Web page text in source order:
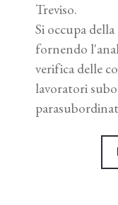
Treviso.
Si occupa
fornendo
verifica delle
lavoratori